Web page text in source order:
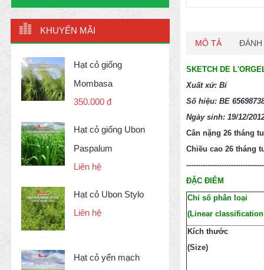
KHUYẾN MÃI
Hạt cỏ giống
Mombasa
350.000 đ
Hạt cỏ giống Ubon
Paspalum
Liên hệ
Hạt cỏ Ubon Stylo
Liên hệ
Hạt cỏ yến mạch
MÔ TẢ ĐÁNH
SKETCH DE
Xuất xứ: Bỉ
Số hiệu: BE
Ngày sinh: 19/12/
Cân nặng 26 tháng
Chiều cao 26 tháng
ĐẶC ĐIỂM
Chỉ số phân loại
(Linear
Kích thước
(Size)